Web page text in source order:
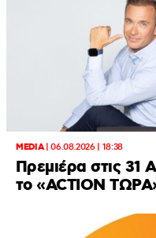
MEDIA|06.08.2026 | 18:38
Πρεμιέρα στις 31
το «ACTION